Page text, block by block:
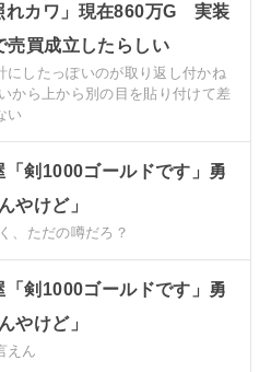
れカワ」現在860万G 実装
売買成立したらしい
にしたっぽいのが取り返し付かね
から上から別の目を貼り付けて差
い
「剣1000ゴールドです」勇
やけど」
、ただの噂だろ？
「剣1000ゴールドです」勇
やけど」
えん